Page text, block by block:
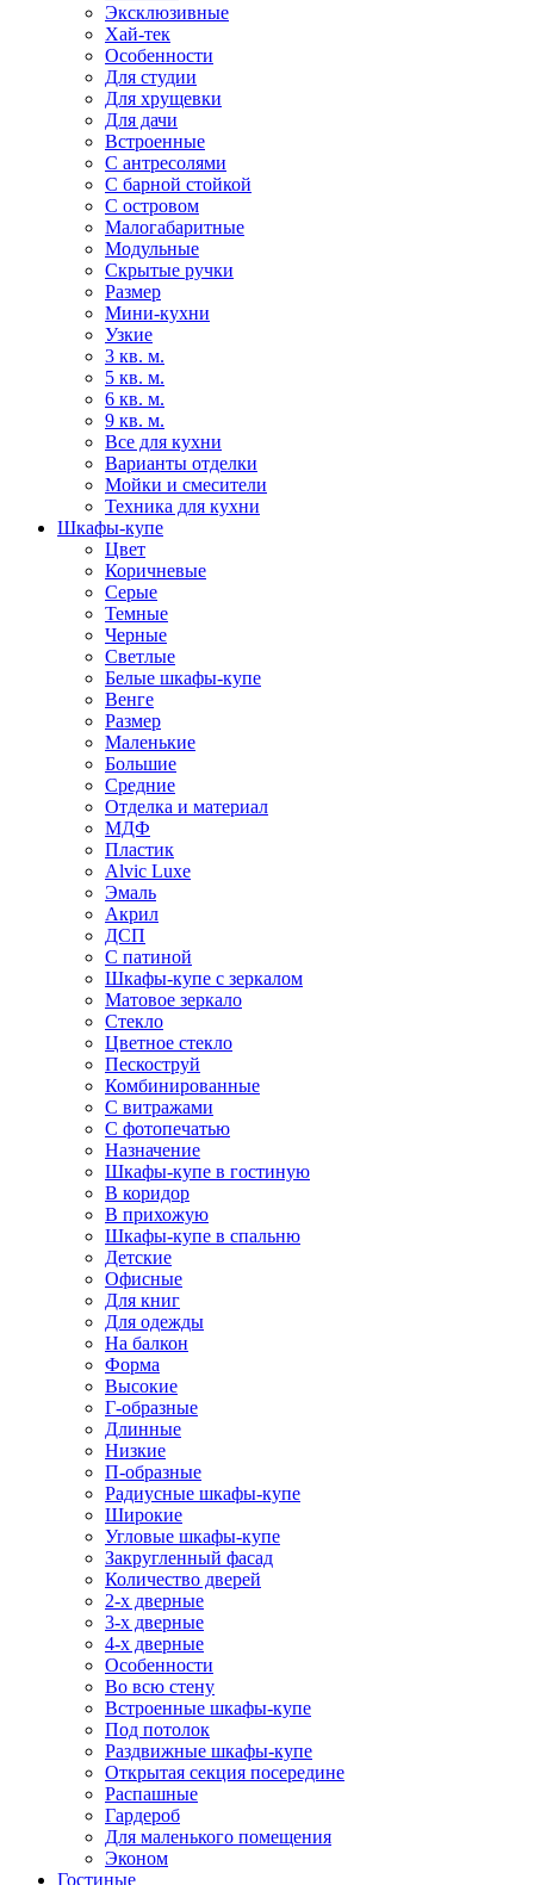
Эксклюзивные
Хай-тек
Особенности
Для студии
Для хрущевки
Для дачи
Встроенные
С антресолями
С барной стойкой
С островом
Малогабаритные
Модульные
Скрытые ручки
Размер
Мини-кухни
Узкие
3 кв. м.
5 кв. м.
6 кв. м.
9 кв. м.
Все для кухни
Варианты отделки
Мойки и смесители
Техника для кухни
Шкафы-купе
Цвет
Коричневые
Серые
Темные
Черные
Светлые
Белые шкафы-купе
Венге
Размер
Маленькие
Большие
Средние
Отделка и материал
МДФ
Пластик
Alvic Luxe
Эмаль
Акрил
ДСП
С патиной
Шкафы-купе с зеркалом
Матовое зеркало
Стекло
Цветное стекло
Пескоструй
Комбинированные
С витражами
С фотопечатью
Назначение
Шкафы-купе в гостиную
В коридор
В прихожую
Шкафы-купе в спальню
Детские
Офисные
Для книг
Для одежды
На балкон
Форма
Высокие
Г-образные
Длинные
Низкие
П-образные
Радиусные шкафы-купе
Широкие
Угловые шкафы-купе
Закругленный фасад
Количество дверей
2-х дверные
3-х дверные
4-х дверные
Особенности
Во всю стену
Встроенные шкафы-купе
Под потолок
Раздвижные шкафы-купе
Открытая секция посередине
Распашные
Гардероб
Для маленького помещения
Эконом
Гостиные